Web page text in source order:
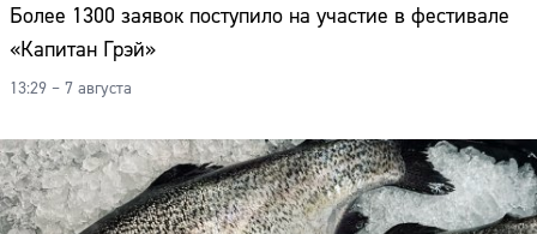
Более 1300 заявок поступило на участие в фестивале
«Капитан Грэй»
13:29 – 7 августа
Сайт: